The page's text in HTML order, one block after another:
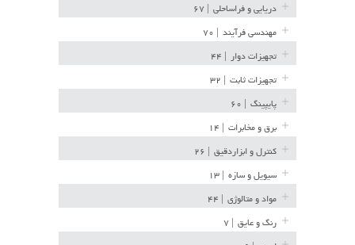
دریایی و فراساحلی
مهندسی فرآیند
تجهیزات دوار
تجهیزات ثابت
پایپینگ
برق و مخابرات
کنترل و ابزاردقیق
سیویل و سازه
مواد و متالوژی
رنگ و عایق